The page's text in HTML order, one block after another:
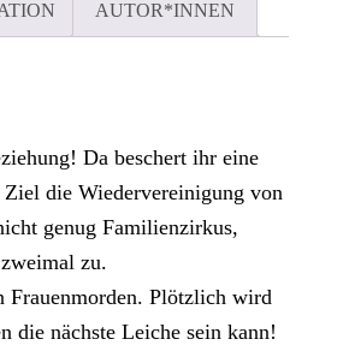
AUTOR*INNEN
Da beschert ihr eine
die Wiedervereinigung von
genug Familienzirkus,
zu.
Frauenmorden. Plötzlich wird
die nächste Leiche sein kann!